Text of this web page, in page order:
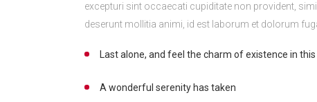
excepturi sint occaecati cupiditate non provident,
deserunt mollitia animi, id est laborum et dolorum
Last alone, and feel the charm of existence in
A wonderful serenity has taken